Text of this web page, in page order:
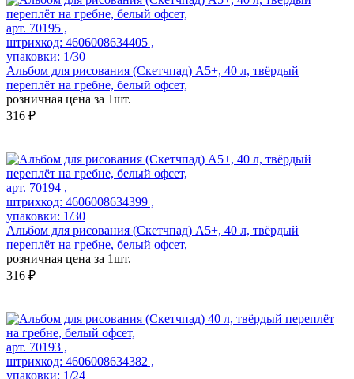
арт. 70195 ,
штрихкод: 4606008634405 ,
упаковки: 1/30
Альбом для рисования (Скетчпад) А5+, 40 л, твёрдый
переплёт на гребне, белый офсет,
розничная цена за 1шт.
316 ₽
арт. 70194 ,
штрихкод: 4606008634399 ,
упаковки: 1/30
Альбом для рисования (Скетчпад) А5+, 40 л, твёрдый
переплёт на гребне, белый офсет,
розничная цена за 1шт.
316 ₽
арт. 70193 ,
штрихкод: 4606008634382 ,
упаковки: 1/24